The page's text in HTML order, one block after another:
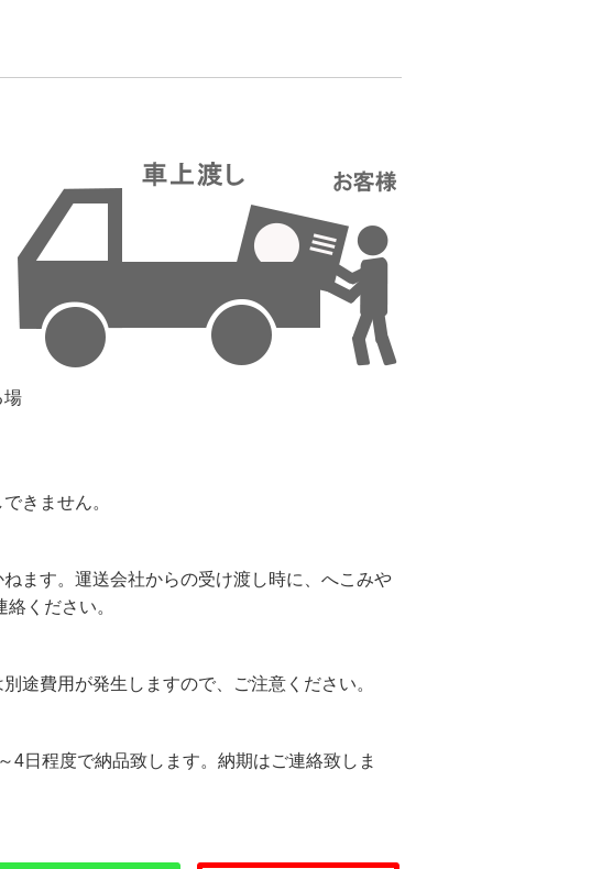
場
きません。
ます。運送会社からの受け渡し時に、へこみや
ください。
途費用が発生しますので、ご注意ください。
4日程度で納品致します。納期はご連絡致しま